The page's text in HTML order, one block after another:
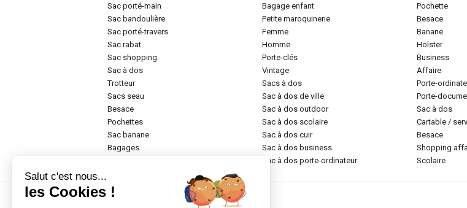
sac porté-main
sac bandoulière
sac porté-travers
sac rabat
sac shopping
sac à dos
trotteur
sacs seau
besace
pochettes
sac banane
bagages
bagage enfant
petite maroquinerie
femme
homme
porte-clés
vintage
sacs à dos
sac à dos de ville
sac à dos outdoor
sac à dos scolaire
sac à dos cuir
sac à dos business
sac à dos porte-ordinateur
pochette
besace
banane
holster
business
affaire
porte-
porte-
sac à dos
cartable /
besace
shopping
scolaire
Marques
Salut c'est nous...
les Cookies !